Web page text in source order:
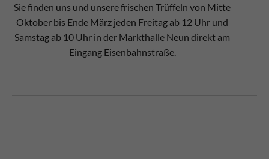
Sie finden uns und unsere frischen Trüffeln von Mitte
Oktober bis Ende März jeden Freitag ab 12 Uhr und
Samstag ab 10 Uhr in der Markthalle Neun direkt am
Eingang Eisenbahnstraße.